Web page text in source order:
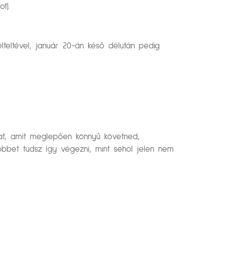
január 20-án késő délután pedig
amit meglepően könnyű követned,
tudsz így végezni, mint sehol jelen nem